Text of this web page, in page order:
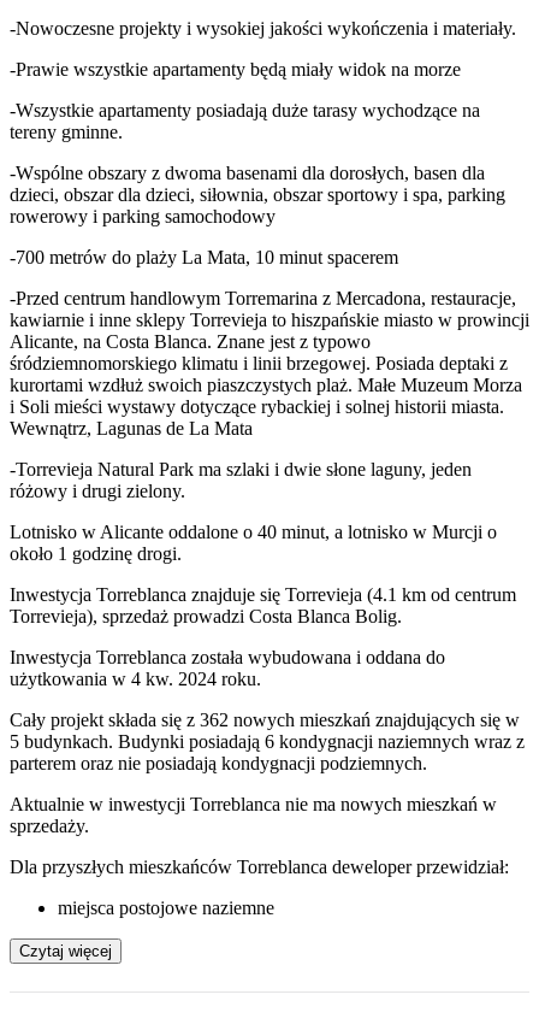
-Nowoczesne projekty i wysokiej jakości wykończenia i materiały.
-Prawie wszystkie apartamenty będą miały widok na morze
-Wszystkie apartamenty posiadają duże tarasy wychodzące na
tereny gminne.
-Wspólne obszary z dwoma basenami dla dorosłych, basen dla
dzieci, obszar dla dzieci, siłownia, obszar sportowy i spa, parking
rowerowy i parking samochodowy
-700 metrów do plaży La Mata, 10 minut spacerem
-Przed centrum handlowym Torremarina z Mercadona, restauracje,
kawiarnie i inne sklepy Torrevieja to hiszpańskie miasto w prowincji
Alicante, na Costa Blanca. Znane jest z typowo
śródziemnomorskiego klimatu i linii brzegowej. Posiada deptaki z
kurortami wzdłuż swoich piaszczystych plaż. Małe Muzeum Morza
i Soli mieści wystawy dotyczące rybackiej i solnej historii miasta.
Wewnątrz, Lagunas de La Mata
-Torrevieja Natural Park ma szlaki i dwie słone laguny, jeden
różowy i drugi zielony.
Lotnisko w Alicante oddalone o 40 minut, a lotnisko w Murcji o
około 1 godzinę drogi.
Inwestycja Torreblanca znajduje się Torrevieja (4.1 km od centrum
Torrevieja), sprzedaż prowadzi Costa Blanca Bolig.
Inwestycja Torreblanca została wybudowana i oddana do
użytkowania w 4 kw. 2024 roku.
Cały projekt składa się z 362 nowych mieszkań znajdujących się w
5 budynkach. Budynki posiadają 6 kondygnacji naziemnych wraz z
parterem oraz nie posiadają kondygnacji podziemnych.
Aktualnie w inwestycji Torreblanca nie ma nowych mieszkań w
sprzedaży.
Dla przyszłych mieszkańców Torreblanca deweloper przewidział:
miejsca postojowe naziemne
Czytaj więcej